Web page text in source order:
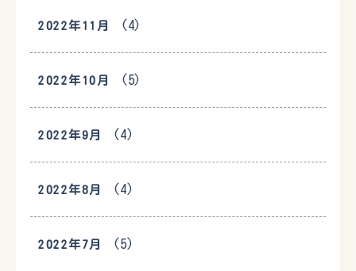
2022年11月 (4)
2022年10月 (5)
2022年9月 (4)
2022年8月 (4)
2022年7月 (5)